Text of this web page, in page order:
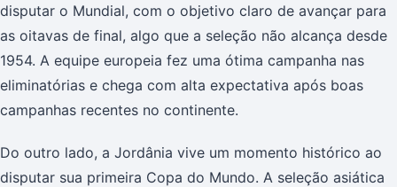
disputar o Mundial, com o objetivo claro de avançar para
as oitavas de final, algo que a seleção não alcança desde
1954. A equipe europeia fez uma ótima campanha nas
eliminatórias e chega com alta expectativa após boas
campanhas recentes no continente.
Do outro lado, a Jordânia vive um momento histórico ao
disputar sua primeira Copa do Mundo. A seleção asiática